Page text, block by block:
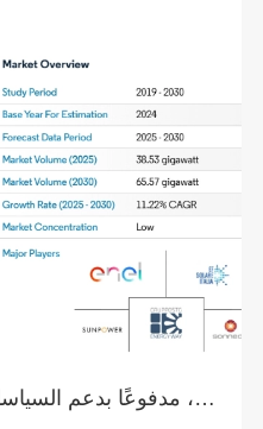
سوق الطاقة الشمسية في إيطاليا على وشك تحقيق نمو قوي، مدفوعًا بدعم السياسات والاستثمارات المتزايدة